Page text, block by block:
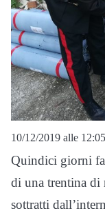
10/12/2019 alle 12:05
Quindici giorni
di una trentina di
sottratti